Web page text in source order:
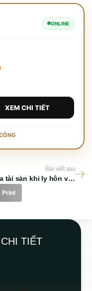
ONLINE
XEM CHI TIẾT
Bài viết sau
Chia tài sản khi ly hôn với người nước ngoài
Print
TIẾT